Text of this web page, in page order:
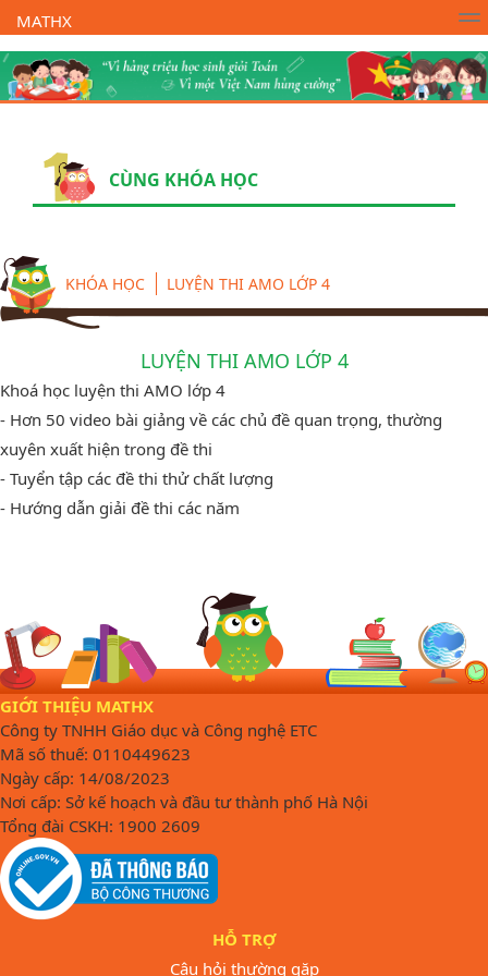
MATHX
Trường Toán Online MATHX Học toán - Lớp 1
CÙNG KHÓA HỌC
KHÓA HỌC LUYỆN THI AMO LỚP 4
LUYỆN THI AMO LỚP 4
Khoá học luyện thi AMO lớp 4
- Hơn 50 video bài giảng về các chủ đề quan trọng, thường
xuyên xuất hiện trong đề thi
- Tuyển tập các đề thi thử chất lượng
- Hướng dẫn giải đề thi các năm
GIỚI THIỆU MATHX
Công ty TNHH Giáo dục và Công nghệ ETC
Mã số thuế: 0110449623
Ngày cấp: 14/08/2023
Nơi cấp: Sở kế hoạch và đầu tư thành phố Hà Nội
Tổng đài CSKH: 1900 2609
HỖ TRỢ
Câu hỏi thường gặp